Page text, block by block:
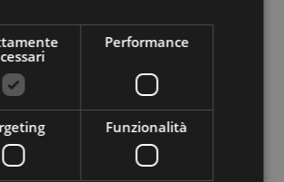
con la luna calante e ha bisogno di
Ancora oggi i liutai si
foreste nei mesi invernali per
legno, così come fece lo stesso
Performance
Funzionalità